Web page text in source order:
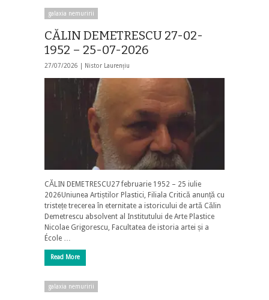
galaxia nemuririi
CĂLIN DEMETRESCU 27-02-
1952 – 25-07-2026
27/07/2026 | Nistor Laurențiu
CĂLIN DEMETRESCU27 februarie 1952 – 25 iulie
2026Uniunea Artiștilor Plastici, Filiala Critică anunță cu
tristețe trecerea în eternitate a istoricului de artă Călin
Demetrescu absolvent al Institutului de Arte Plastice
Nicolae Grigorescu, Facultatea de istoria artei și a
École …
Read More
galaxia nemuririi